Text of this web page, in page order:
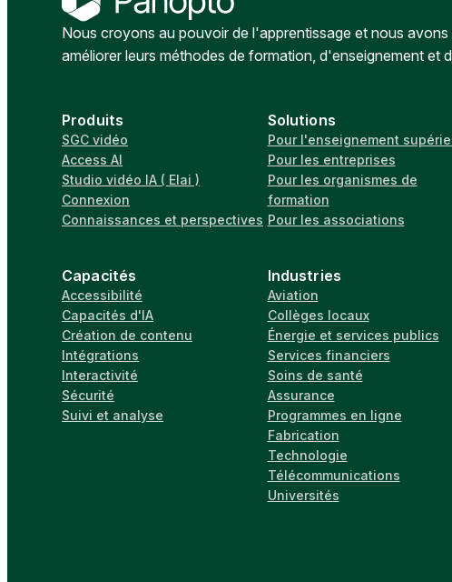
Nous croyons au pouvoir de l'apprentissage et nous
améliorer leurs méthodes de formation, d'enseignement et
Produits
SGC vidéo
Access AI
Studio vidéo IA ( Elai )
Connexion
Connaissances et perspectives
Capacités
Accessibilité
Capacités d'IA
Création de contenu
Intégrations
Interactivité
Sécurité
Suivi et analyse
Solutions
Pour l'enseignement
Pour les entreprises
Pour les organismes de
formation
Pour les associations
Industries
Aviation
Collèges locaux
Énergie et services publics
Services financiers
Soins de santé
Assurance
Programmes en ligne
Fabrication
Technologie
Télécommunications
Universités